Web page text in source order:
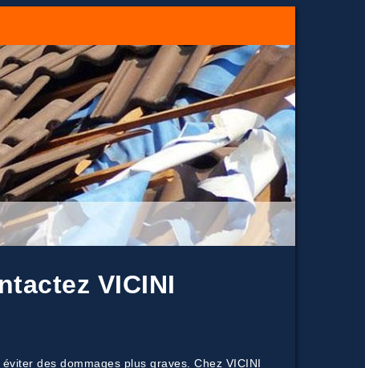
VICINI
des dommages plus graves. Chez VICINI